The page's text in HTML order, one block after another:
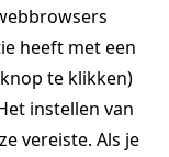
heeft met een
te klikken)
instellen van
vereiste. Als je